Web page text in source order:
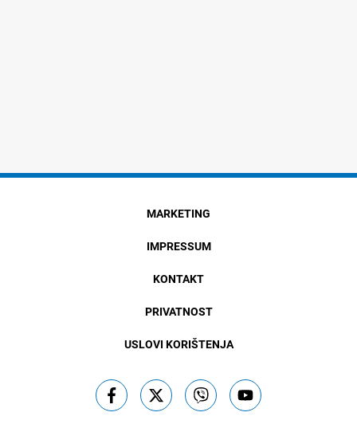
MARKETING
IMPRESSUM
KONTAKT
PRIVATNOST
USLOVI KORIŠTENJA